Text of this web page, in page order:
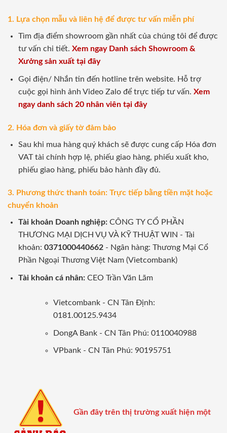
1. Lựa chọn mẫu và liên hệ để được tư vấn miễn phí
Tìm địa điểm showroom gần nhất của chúng tôi để được
tư vấn chi tiết. Xem ngay Danh sách Showroom &
Xưởng sản xuất tại đây
Gọi điện/ Nhắn tin đến hotline trên website. Hỗ trợ
cuộc gọi hình ảnh Video Zalo để trực tiếp tư vấn. Xem
ngay danh sách 20 nhân viên tại đây
2. Hóa đơn và giấy tờ đảm bảo
Sau khi mua hàng quý khách sẽ được cung cấp Hóa đơn
VAT tài chính hợp lệ, phiếu giao hàng, phiếu xuất kho,
phiếu giao hàng, phiếu bảo hành đầy đủ.
3. Phương thức thanh toán: Trực tiếp bằng tiền mặt hoặc
chuyển khoản
Tài khoản Doanh nghiệp:CÔNG TY CỔ PHẦN
THƯƠNG MẠI DỊCH VỤ VÀ KỸ THUẬT WIN - Tài
khoản: 0371000440662- Ngân hàng: Thương Mại Cổ
Phần Ngoại Thương Việt Nam (Vietcombank)
Tài khoản cá nhân: CEO Trần Văn Lãm
Vietcombank - CN Tân Định:
0181.00125.9434
DongA Bank - CN Tân Phú: 0110040988
VPbank - CN Tân Phú: 90195751
Gần đây trên thị trường xuất hiện một